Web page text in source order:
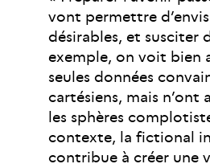
vont permettre
désirables, et susciter
exemple, on voit bien
seules données
cartésiens, mais n’ont
les sphères
contexte, la fictional
contribue à créer une